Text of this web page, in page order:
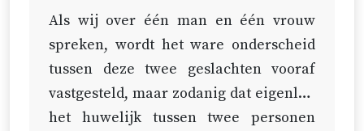
Als wij over één man en één vrouw
spreken, wordt het ware onderscheid
tussen deze twee geslachten vooraf
vastgesteld, maar zodanig dat eigenlijk
het huwelijk tussen twee personen